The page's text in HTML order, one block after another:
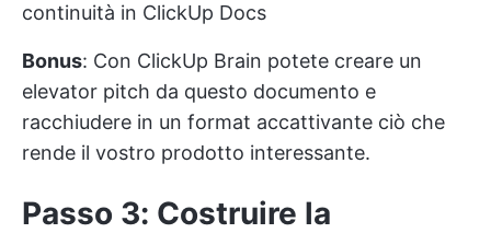
continuità in ClickUp Docs
Bonus: Con ClickUp Brain potete creare un
elevator pitch da questo documento e
racchiudere in un format accattivante ciò che
rende il vostro prodotto interessante.
Passo 3: Costruire la